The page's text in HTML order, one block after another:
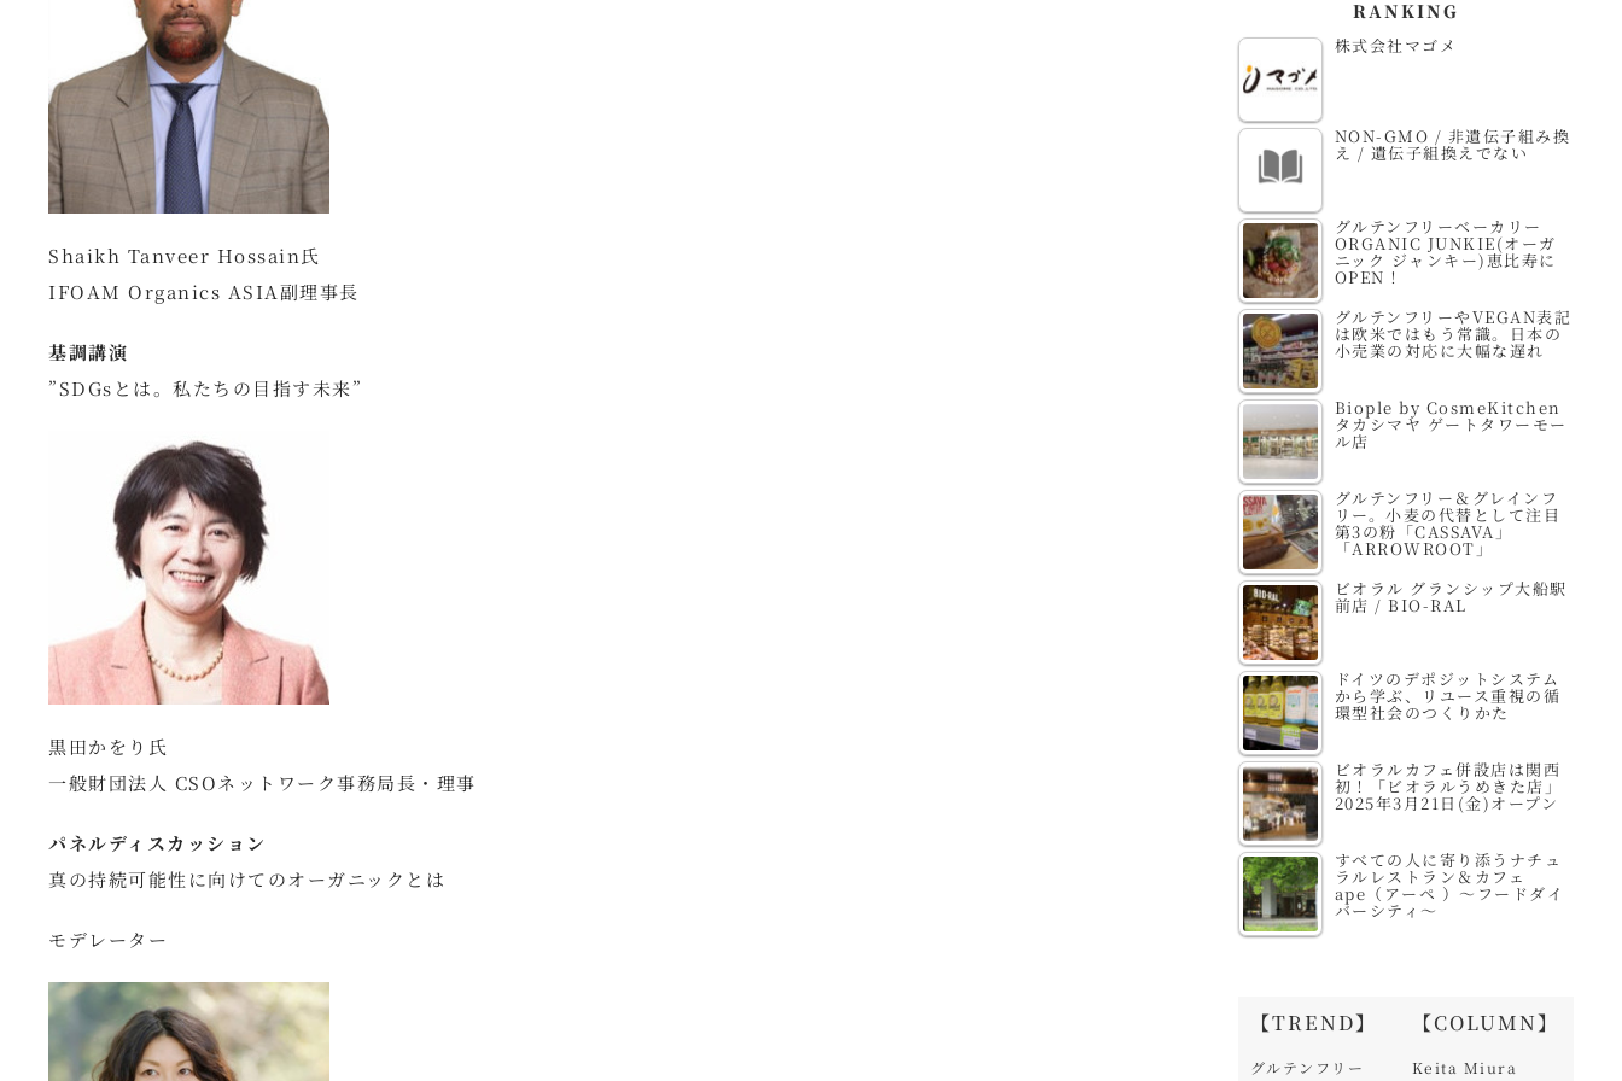
Shaikh Tanveer Hossain氏
IFOAM Organics ASIA副理事長
基調講演
”SDGsとは。私たちの目指す未来”
黒田かをり氏
一般財団法人 CSOネットワーク事務局長・理事
パネルディスカッション
真の持続可能性に向けてのオーガニックとは
モデレーター
RANKING
株式会社マゴメ
NON-GMO / 非遺伝子組み換
え / 遺伝子組換えでない
グルテンフリーベーカリー
ORGANIC JUNKIE(オーガ
ニック ジャンキー)恵比寿に
OPEN！
グルテンフリーやVEGAN表記
は欧米ではもう常識。日本の
小売業の対応に大幅な遅れ
Biople by CosmeKitchen
タカシマヤ ゲートタワーモー
ル店
グルテンフリー＆グレインフ
リー。小麦の代替として注目
第3の粉「CASSAVA」
「ARROWROOT」
ビオラル グランシップ大船駅
前店 / BIO-RAL
ドイツのデポジットシステム
から学ぶ、リユース重視の循
環型社会のつくりかた
ビオラルカフェ併設店は関西
初！「ビオラルうめきた店」
2025年3月21日(金)オープン
すべての人に寄り添うナチュ
ラルレストラン＆カフェ
ape（アーペ ）～フードダイ
バーシティ～
【TREND】
グルテンフリー
【COLUMN】
Keita Miura